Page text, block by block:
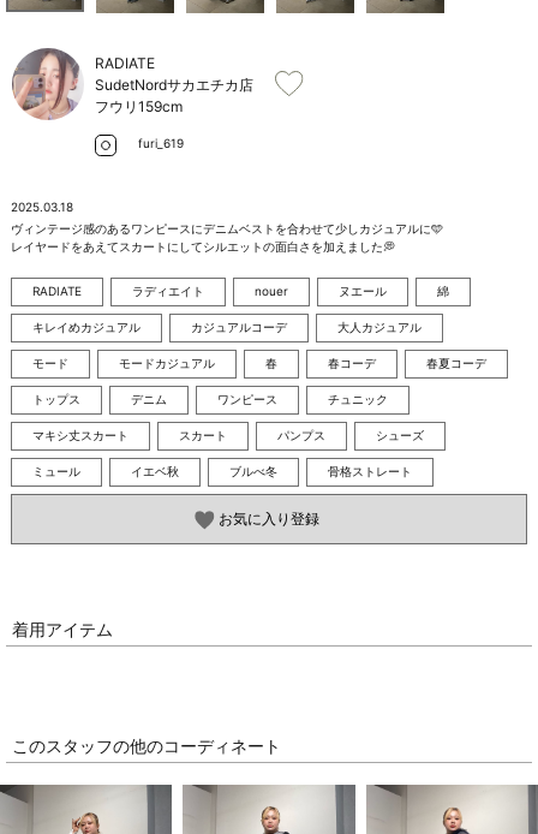
RADIATE
SudetNordサカエチカ店
フウリ 159cm
furi_619
2025.03.18
ヴィンテージ感のあるワンピースにデニムベストを合わせて少しカジュアルに🩵
レイヤードをあえてスカートにしてシルエットの面白さを加えました💭
RADIATE ラディエイト nouer ヌエール 綿
キレイめカジュアル カジュアルコーデ 大人カジュアル
モード モードカジュアル 春 春コーデ 春夏コーデ
トップス デニム ワンピース チュニック
マキシ丈スカート スカート パンプス シューズ
ミュール イエベ秋 ブルべ冬 骨格ストレート
お気に入り登録
着用アイテム
このスタッフの他のコーディネート